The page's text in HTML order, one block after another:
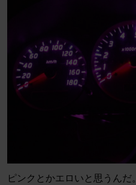
ピンクとかエロいと思うんだ